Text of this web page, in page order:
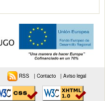
RSS |Contacto |Aviso legal